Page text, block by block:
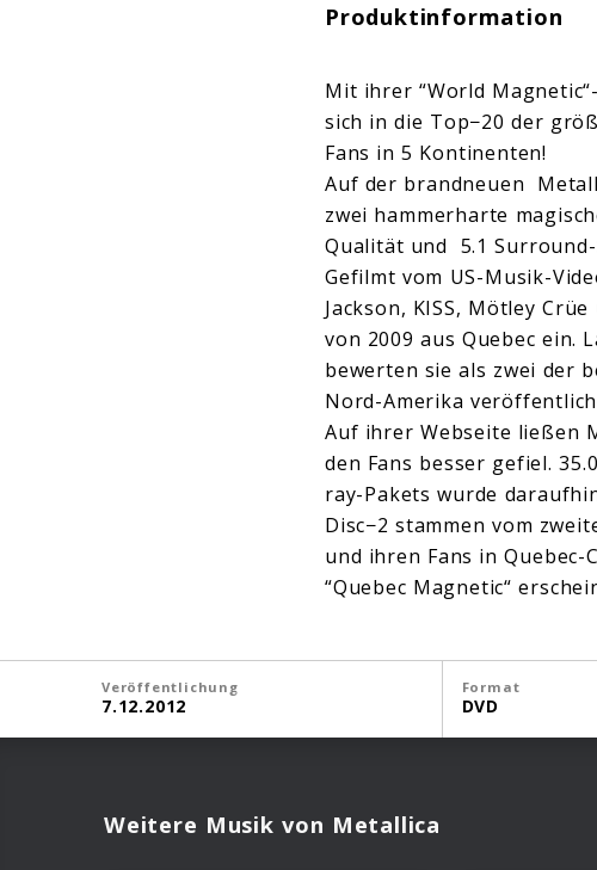
Produktinformation
Mit ihrer “World
sich in die Top−20 der
Fans in 5 Kontinenten!
Auf der brandneuen
zwei hammerharte
Qualität und 5.1 Surround-
Gefilmt vom US-Musik-
Jackson, KISS, Mötley
von 2009 aus Quebec ein.
bewerten sie als zwei der
Nord-Amerika
Auf ihrer Webseite ließen
den Fans besser gefiel.
ray-Pakets wurde
Disc−2 stammen vom
und ihren Fans in Quebec-
“Quebec Magnetic“
Veröffentlichung
7.12.2012
Format
DVD
Weitere Musik von Metallica